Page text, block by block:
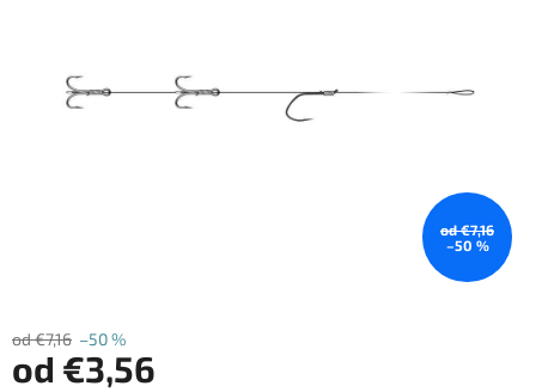
od €7,16
–50 %
od €7,16 –50 %
od €3,56